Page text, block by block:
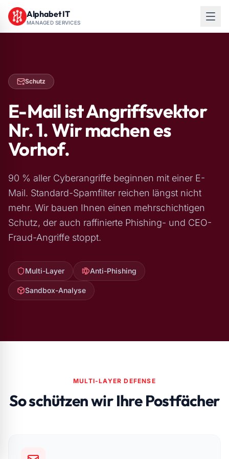
Alphabet IT
MANAGED SERVICES
Schutz
E-Mail ist Angriffsvektor
Nr. 1. Wir machen es
Vorhof.
90 % aller Cyberangriffe beginnen mit einer E-
Mail. Standard-Spamfilter reichen längst nicht
mehr. Wir bauen Ihnen einen mehrschichtigen
Schutz, der auch raffinierte Phishing- und CEO-
Fraud-Angriffe stoppt.
Multi-Layer Anti-Phishing
Sandbox-Analyse
MULTI-LAYER DEFENSE
So schützen wir Ihre Postfächer